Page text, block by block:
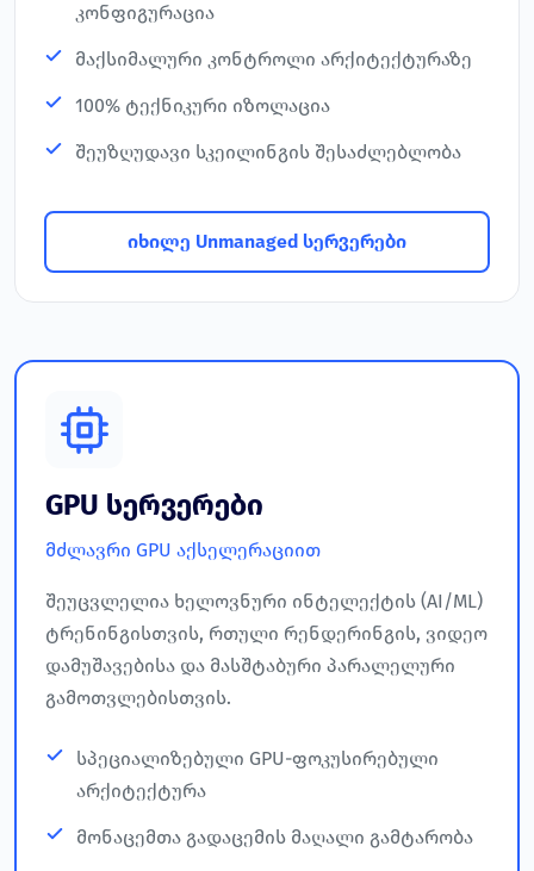
კონფიგურაცია
მაქსიმალური კონტროლი არქიტექტურაზე
100% ტექნიკური იზოლაცია
შეუზღუდავი სკეილინგის შესაძლებლობა
იხილე Unmanaged სერვერები
GPU სერვერები
მძლავრი GPU აქსელერაციით
შეუცვლელია ხელოვნური ინტელექტის (AI/ML)
ტრენინგისთვის, რთული რენდერინგის, ვიდეო
დამუშავებისა და მასშტაბური პარალელური
გამოთვლებისთვის.
სპეციალიზებული GPU-ფოკუსირებული
არქიტექტურა
მონაცემთა გადაცემის მაღალი გამტარობა